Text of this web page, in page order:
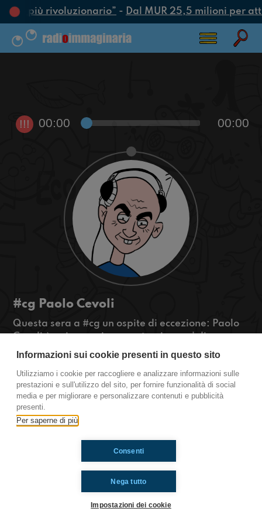
più rivoluzionario”- Dal MUR 25,5 milioni per
!!! 00:00 00:00
#cg Paolo Cevoli
Questa sera a #cg un ospite di eccezione: Paolo
Cevoli è qui con noi per portarci un po' di
Romagna e allegria!
#OkkinSu www.radioimmaginaria.it
Castel Guelfo di Bologna
Ti è piaciuto? Condividilo!
Informazioni sui cookie presenti in questo sito
Utilizziamo i cookie per raccogliere e analizzare informazioni sulle
prestazioni e sull'utilizzo del sito, per fornire funzionalità di social
media e per migliorare e personalizzare contenuti e pubblicità
presenti.
Per saperne di più
Nega tutto
Consenti
Impostazioni dei cookie